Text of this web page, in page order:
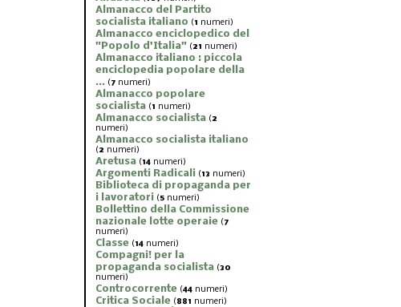
Almanacco del Partito
socialista italiano (1 numeri)
Almanacco enciclopedico del
"Popolo d'Italia" (21 numeri)
Almanacco italiano : piccola
enciclopedia popolare della
... (7 numeri)
Almanacco popolare
socialista (1 numeri)
Almanacco socialista (2
numeri)
Almanacco socialista italiano
(2 numeri)
Aretusa (14 numeri)
Argomenti Radicali (13 numeri)
Biblioteca di propaganda per
i lavoratori (5 numeri)
Bollettino della Commissione
nazionale lotte operaie (7
numeri)
Classe (14 numeri)
Compagni! per la
propaganda socialista (30
numeri)
Controcorrente (44 numeri)
Critica Sociale (881 numeri)